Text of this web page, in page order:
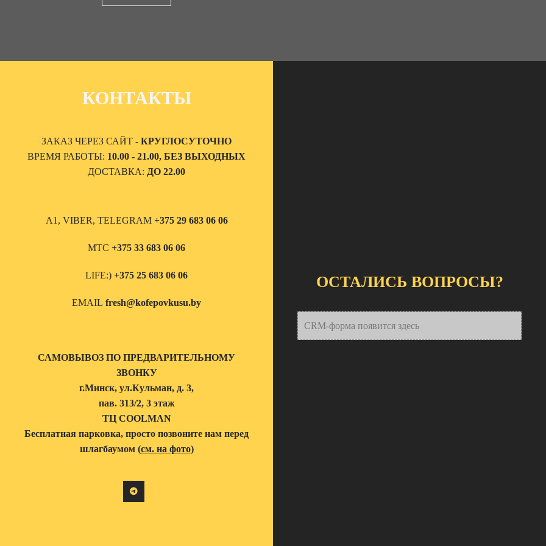
КОНТАКТЫ
ЗАКАЗ ЧЕРЕЗ САЙТ - КРУГЛОСУТОЧНО
ВРЕМЯ РАБОТЫ: 10.00 - 21.00, БЕЗ ВЫХОДНЫХ
ДОСТАВКА: ДО 22.00
А1, VIBER, TELEGRAM +375 29 683 06 06
МТС +375 33 683 06 06
LIFE:) +375 25 683 06 06
EMAIL fresh@kofepovkusu.by
САМОВЫВОЗ ПО ПРЕДВАРИТЕЛЬНОМУ
ЗВОНКУ
г.Минск, ул.Кульман, д. 3,
пав. 313/2, 3 этаж
ТЦ COOLMAN
Бесплатная парковка, просто позвоните нам перед
шлагбаумом (см. на фото)
ОСТАЛИСЬ ВОПРОСЫ?
CRM-форма появится здесь